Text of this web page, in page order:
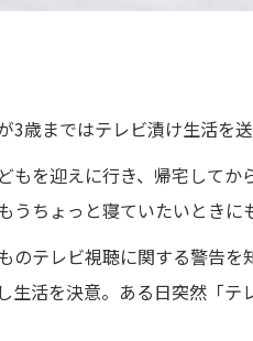
3歳まではテレビ漬け生活を送
もを迎えに行き、帰宅して
うちょっと寝ていたいときに
のテレビ視聴に関する警告
生活を決意。ある日突然「